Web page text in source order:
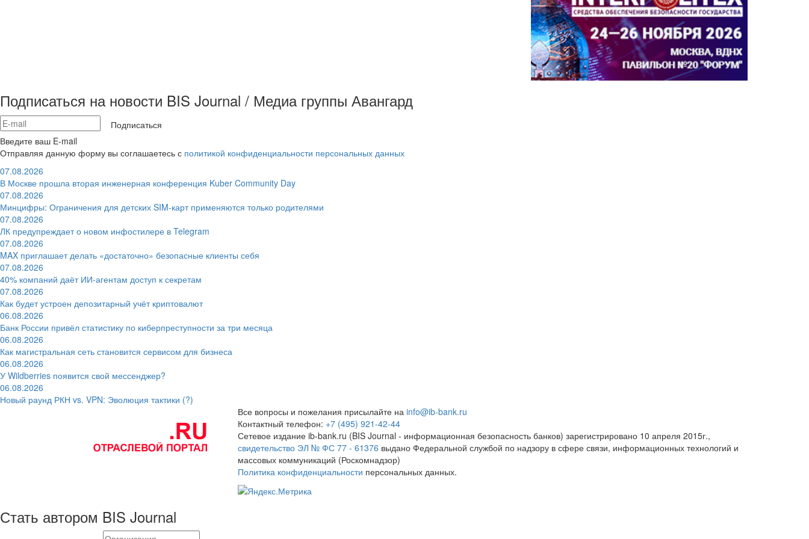
Подписаться на новости BIS Journal / Медиа группы Авангард
Подписаться
Введите ваш E-mail
Отправляя данную форму вы соглашаетесь с политикой конфиденциальности персональных данных
07.08.2026
В Москве прошла вторая инженерная конференция Kuber Community Day
07.08.2026
Минцифры: Ограничения для детских SIM-карт применяются только родителями
07.08.2026
ЛК предупреждает о новом инфостилере в Telegram
07.08.2026
MAX приглашает делать «достаточно» безопасные клиенты себя
07.08.2026
40% компаний даёт ИИ‑агентам доступ к секретам
07.08.2026
Как будет устроен депозитарный учёт криптовалют
06.08.2026
Банк России привёл статистику по киберпреступности за три месяца
06.08.2026
Как магистральная сеть становится сервисом для бизнеса
06.08.2026
У Wildberries появится свой мессенджер?
06.08.2026
Новый раунд РКН vs. VPN: Эволюция тактики (?)
Все вопросы и пожелания присылайте на info@ib-bank.ru
Контактный телефон: +7 (495) 921-42-44
Сетевое издание ib-bank.ru (BIS Journal - информационная безопасность банков) зарегистрировано 10 апреля 2015г.,
свидетельство ЭЛ № ФС 77 - 61376 выдано Федеральной службой по надзору в сфере связи, информационных технологий и
массовых коммуникаций (Роскомнадзор)
Политика конфиденциальности персональных данных.
Стать автором BIS Journal